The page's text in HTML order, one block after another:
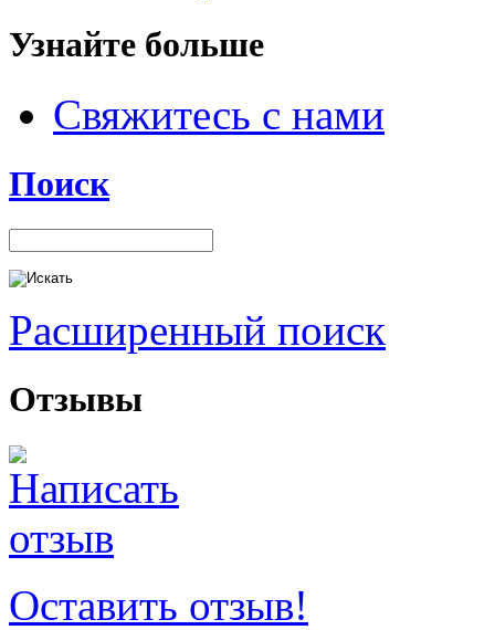
Узнайте больше
Свяжитесь с нами
Поиск
Расширенный поиск
Отзывы
Оставить отзыв!